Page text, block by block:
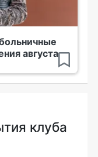
августа
клуба